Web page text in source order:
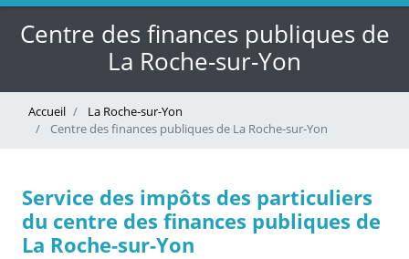
Centre des finances publiques de
La Roche-sur-Yon
Accueil
La Roche-sur-Yon
Centre des finances publiques de La Roche-sur-Yon
Service des impôts des particuliers
du centre des finances publiques de
La Roche-sur-Yon